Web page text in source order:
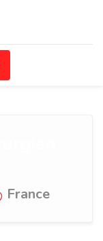
France